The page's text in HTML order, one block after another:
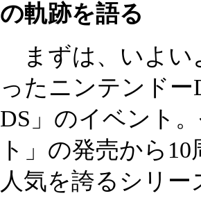
の軌跡を語る
まずは、いよい
ったニンテンド
DS」のイベント
ト」の発売から
人気を誇るシリ